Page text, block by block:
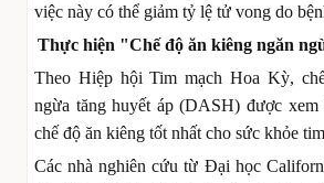
việc này có thể giảm tỷ lệ tử vong do
Thực hiện "Chế độ ăn kiêng ngăn
Theo Hiệp hội Tim mạch Hoa Kỳ,
ngừa tăng huyết áp (DASH) được
chế độ ăn kiêng tốt nhất cho sức khỏe
Các nhà nghiên cứu từ Đại học